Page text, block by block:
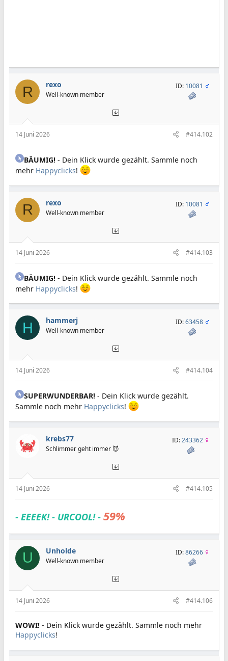
R rexo
Well-known member
ID: 10081
14 Juni 2026 #414.102
BÄUMIG! - Dein Klick wurde gezählt. Sammle noch
mehr Happyclicks!
R rexo
Well-known member
ID: 10081
14 Juni 2026 #414.103
BÄUMIG! - Dein Klick wurde gezählt. Sammle noch
mehr Happyclicks!
H hammerj
Well-known member
ID:63458
14 Juni 2026 #414.104
SUPERWUNDERBAR! - Dein Klick wurde gezählt.
Sammle noch mehr Happyclicks!
krebs77
Schlimmer geht immer 😈
ID:243362
14 Juni 2026 #414.105
- EEEEK! - URCOOL! - 59%
U Unholde
Well-known member
ID:86266
14 Juni 2026 #414.106
WOWI! - Dein Klick wurde gezählt. Sammle noch mehr
Happyclicks!